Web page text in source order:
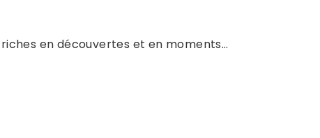
en découvertes et en moments…